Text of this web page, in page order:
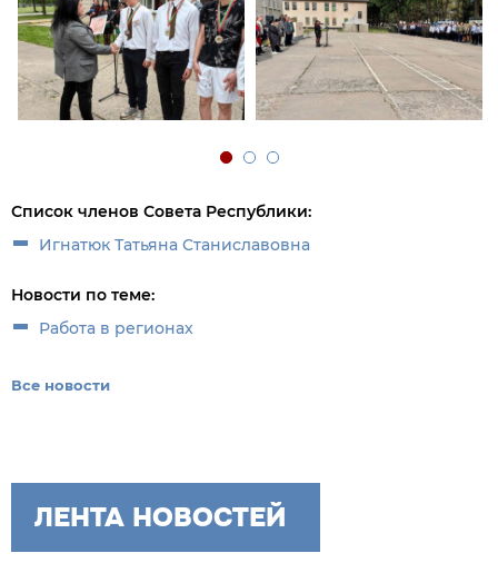
Список членов Совета Республики:
Игнатюк Татьяна Станиславовна
Новости по теме:
Работа в регионах
Все новости
ЛЕНТА НОВОСТЕЙ